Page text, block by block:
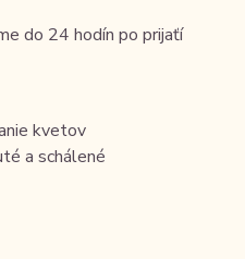
do 24 hodín po prijaťí
kvetov
a schálené